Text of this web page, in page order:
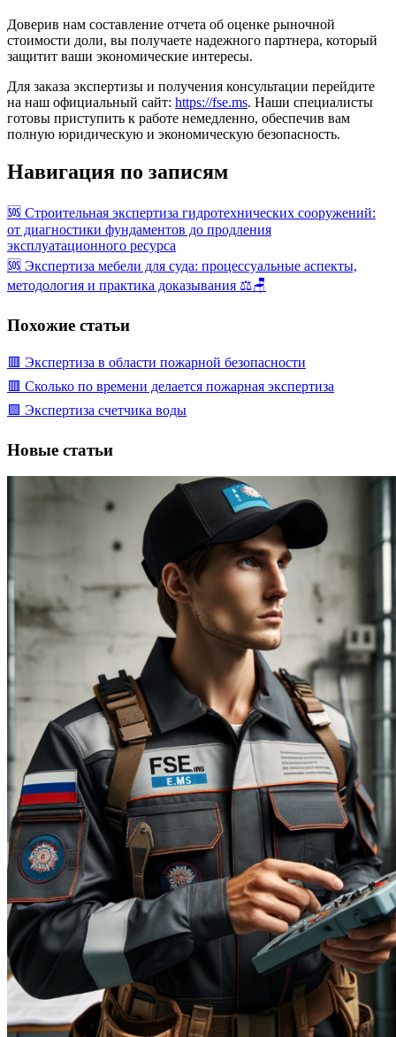
Доверив нам составление отчета об оценке рыночной
стоимости доли, вы получаете надежного партнера, который
защитит ваши экономические интересы.
Для заказа экспертизы и получения консультации перейдите
на наш официальный сайт: https://fse.ms. Наши специалисты
готовы приступить к работе немедленно, обеспечив вам
полную юридическую и экономическую безопасность.
Навигация по записям
🆘 Строительная экспертиза гидротехнических сооружений:
от диагностики фундаментов до продления
эксплуатационного ресурса
🆘 Экспертиза мебели для суда: процессуальные аспекты,
методология и практика доказывания ⚖️🪑
Похожие статьи
🟥 Экспертиза в области пожарной безопасности
🟥 Сколько по времени делается пожарная экспертиза
🟩 Экспертиза счетчика воды
Новые статьи